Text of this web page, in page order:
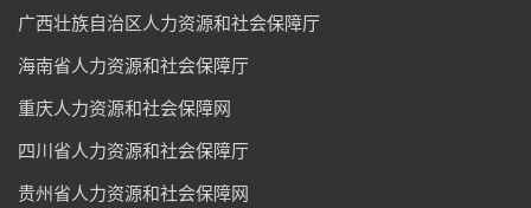
广西壮族自治区人力资源和社会保障厅
海南省人力资源和社会保障厅
重庆人力资源和社会保障网
四川省人力资源和社会保障厅
贵州省人力资源和社会保障网